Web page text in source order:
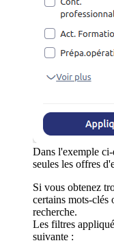
Dans l'exemple
seules les offres
Si vous obtenez
certains mots-clés
recherche.
Les filtres
suivante :